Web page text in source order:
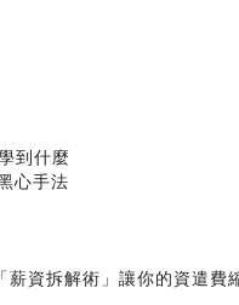
到什麼
心手法
薪資拆解術」讓你的資遣費